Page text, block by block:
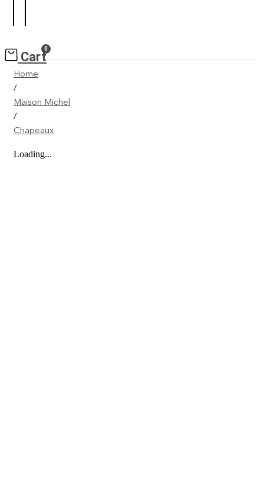
0
Cart
Home
/
Maison Michel
/
Chapeaux
Loading...